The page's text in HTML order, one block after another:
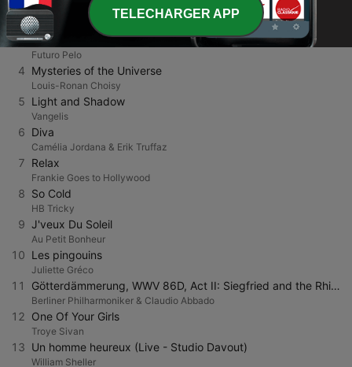
2 Starburster
FONTAINES D.C.
3 Nefertiti (feat. Neysa May)
Futuro Pelo
4 Mysteries of the Universe
Louis-Ronan Choisy
5 Light and Shadow
Vangelis
6 Diva
Camélia Jordana & Erik Truffaz
7 Relax
Frankie Goes to Hollywood
8 So Cold
HB Tricky
9 J'veux Du Soleil
Au Petit Bonheur
10 Les pingouins
Juliette Gréco
11 Götterdämmerung, WWV 86D, Act II: Siegfried and the Rhinemaidens
Berliner Philharmoniker & Claudio Abbado
12 One Of Your Girls
Troye Sivan
13 Un homme heureux (Live - Studio Davout)
William Sheller
TELECHARGER APP